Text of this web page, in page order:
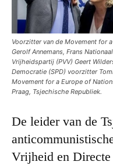
Voorzitter van de Movement for
Gerolf Annemans, Frans
Vrijheidspartij (PVV) Geert
Democratie (SPD) voorzitter
Movement for a Europe of
Praag, Tsjechische Republiek.
De leider van de
Vrijheid en